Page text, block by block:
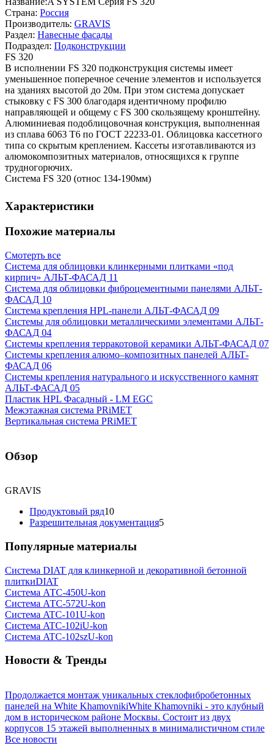
Страна: Россия
Производитель: GRAVIS
Раздел: Навесные фасады
Подраздел: Подконструкции
FS 320
В исполнении FS 320 подконструкция системы имеет
уменьшенное поперечное сечение элементов и используется
на зданиях высотой до 20м. При этом система допускает
стыковку с FS 300 благодаря идентичному профилю
направляющей и общему с FS 300 скользящему кронштейну.
Алюминиевая подоблицовочная конструкция, выполненная
из сплава 6063 Т6 по ГОСТ 22233-01. Облицовка кассетного
типа со скрытым креплением. Кассеты изготавливаются из
алюмокомпозитных материалов, относящихся к группе
трудногорючих.
Система FS 320 (относ 134-190мм)
Характеристики
Похожие материалы
Смотерть все
Система для облицовки клинкерными плитками «под
кирпич» АЛЬТ-ФАСАД 11
Система для облицовки фиброцементными панелями АЛЬТ-
ФАСАД 10
Система крепления HPL-панели АЛЬТ-ФАСАД 09
Системы для облицовки металлическими элементами АЛЬТ-
ФАСАД 04
Системы крепления терракотовой керамики АЛЬТ-ФАСАД 07
Cистемы крепления алюмо–композитных панелей АЛЬТ-
ФАСАД 06
Системы крепления натурального и искусственного камнят
АЛЬТ-ФАСАД 05
Пластик HPL Фасадный - LM EGC
Межэтажная система PRiMET
Вертикальная система PRiMET
Обзор
GRAVIS
Продуктовый ряд10
Разрешительная документация5
Популярные материалы
Система DIAT для клинкерной и декоративной бетонной
плиткиDIAT
Система АТС-450U-kon
Система АТС-572U-kon
Система ATС-101U-kon
Система ATС-102iU-kon
Система ATС-102szU-kon
Новости & Тренды
Продолжается монтаж уникальных стеклофибробетонных
панелей на White KhamovnikiWhite Khamovniki - это клубный
дом в историческом районе Москвы. Состоит из двух
корпусов 15 этажей выполненных в минималистичном стиле
Все новости